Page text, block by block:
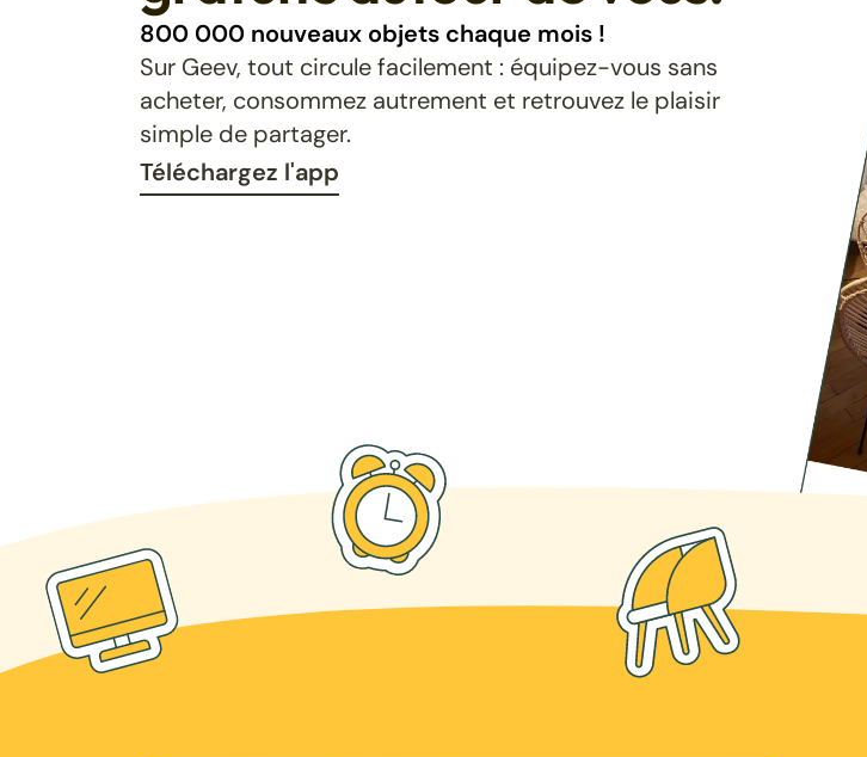
800 000 nouveaux objets chaque mois !
Sur Geev, tout circule facilement : équipez-vous sans
acheter, consommez autrement et retrouvez le plaisir
simple de partager.
Téléchargez l'app